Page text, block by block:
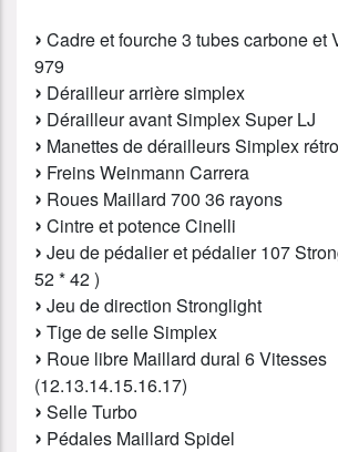
Cadre et fourche 3 tubes carbone et
979
Dérailleur arrière simplex
Dérailleur avant Simplex Super LJ
Manettes de dérailleurs Simplex
Freins Weinmann Carrera
Roues Maillard 700 36 rayons
Cintre et potence Cinelli
Jeu de pédalier et pédalier 107
52 * 42 )
Jeu de direction Stronglight
Tige de selle Simplex
Roue libre Maillard dural 6 Vitesses
(12.13.14.15.16.17)
Selle Turbo
Pédales Maillard Spidel